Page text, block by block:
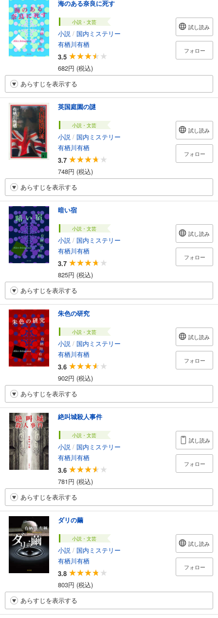
海のある奈良に死す
小説・文芸
小説 / 国内ミステリー
有栖川有栖
3.5
682円 (税込)
試し読み
フォロー
あらすじを表示する
英国庭園の謎
小説・文芸
小説 / 国内ミステリー
有栖川有栖
3.7
748円 (税込)
試し読み
フォロー
あらすじを表示する
暗い宿
小説・文芸
小説 / 国内ミステリー
有栖川有栖
3.7
825円 (税込)
試し読み
フォロー
あらすじを表示する
朱色の研究
小説・文芸
小説 / 国内ミステリー
有栖川有栖
3.6
902円 (税込)
試し読み
フォロー
あらすじを表示する
絶叫城殺人事件
小説・文芸
小説 / 国内ミステリー
有栖川有栖
3.6
781円 (税込)
試し読み
フォロー
あらすじを表示する
ダリの繭
小説・文芸
小説 / 国内ミステリー
有栖川有栖
3.8
803円 (税込)
試し読み
フォロー
あらすじを表示する